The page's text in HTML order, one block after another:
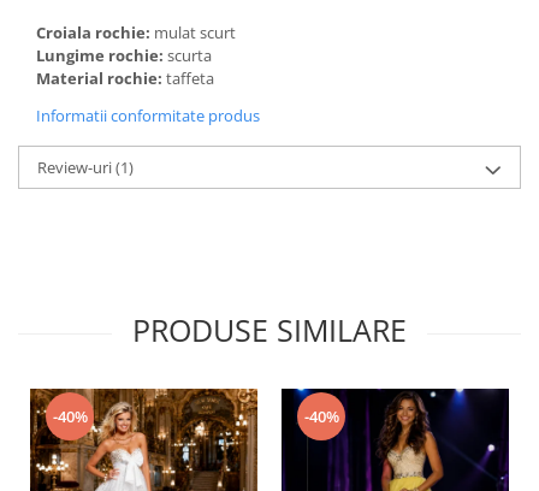
Croiala rochie: mulat scurt
Lungime rochie: scurta
Material rochie: taffeta
Informatii conformitate produs
Review-uri(1)
PRODUSE SIMILARE
-40% -40%